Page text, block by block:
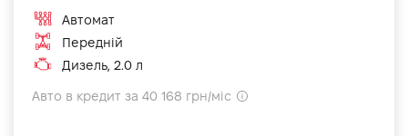
Автомат
Передній
Дизель, 2.0 л
Авто в кредит за 40 168 грн/міс